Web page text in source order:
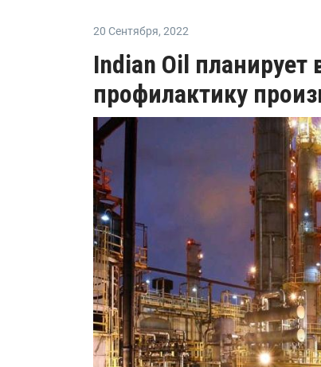
20 Сентября, 2022
Indian Oil планирует
профилактику